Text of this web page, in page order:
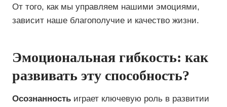
От того, как мы управляем нашими эмоциями,
зависит наше благополучие и качество жизни.
Эмоциональная гибкость: как
развивать эту способность?
Осознанность играет ключевую роль в развитии